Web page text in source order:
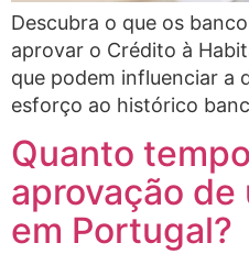
Descubra o que os
aprovar o Crédito à
que podem influenciar a
esforço ao histórico
Quanto
aprovação
em Portugal?